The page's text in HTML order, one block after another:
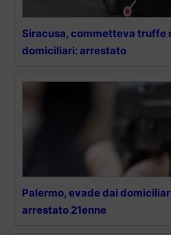
Siracusa, commetteva truffe
domiciliari: arrestato
Palermo, evade dai
arrestato 21enne